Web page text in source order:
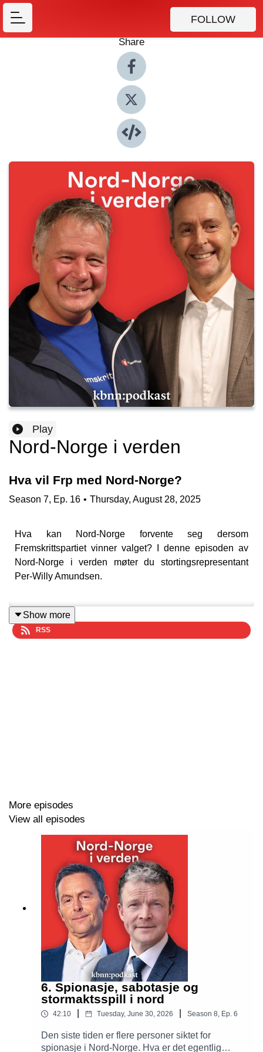
FOLLOW
Share
Play
Nord-Norge i verden
Hva vil Frp med Nord-Norge?
Season 7, Ep. 16 • Thursday, August 28, 2025
Hva kan Nord-Norge forvente seg dersom
Fremskrittspartiet vinner valget? I denne episoden av
Nord-Norge i verden møter du stortingsrepresentant
Per-Willy Amundsen.
Hva betyr et sterkt Frp etter valget 8. september for
Nord-Norge? Per-Willy Amundsen lover en offensiv
Du kan lese transkripsjon av alt som ble sagt i
Nord-Norge i verden er produsert av Kunnskapsbanken
SpareBank 1 Nord-Norgei samarbeid med
Programledere er Stein Vidar Loftås og Jørn Resvoll.
Redaktør er Jeanette Gundersen. Musikken er
komponert avEmil Kárlsen.
Show more
RSS
More episodes
View all episodes
6. Spionasje, sabotasje og
stormaktsspill i nord
42:10 Tuesday, June 30, 2026 Season 8, Ep. 6
Den siste tiden er flere personer siktet for
spionasje i Nord-Norge. Hva er det egentlig